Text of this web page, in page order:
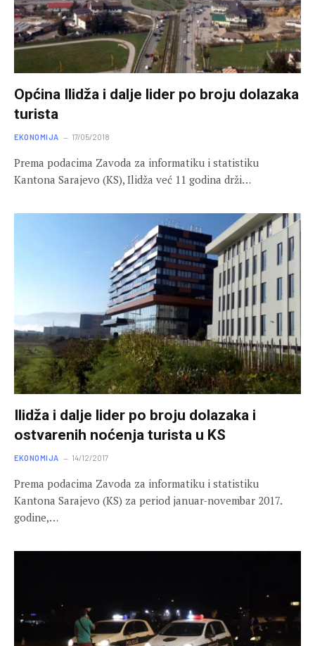
Općina Ilidža i dalje lider po broju dolazaka
turista
EKONOMIJA 17/05/2018
Prema podacima Zavoda za informatiku i statistiku
Kantona Sarajevo (KS), Ilidža već 11 godina drži…
Ilidža i dalje lider po broju dolazaka i
ostvarenih noćenja turista u KS
EKONOMIJA 14/12/2017
Prema podacima Zavoda za informatiku i statistiku
Kantona Sarajevo (KS) za period januar-novembar 2017.
godine,…